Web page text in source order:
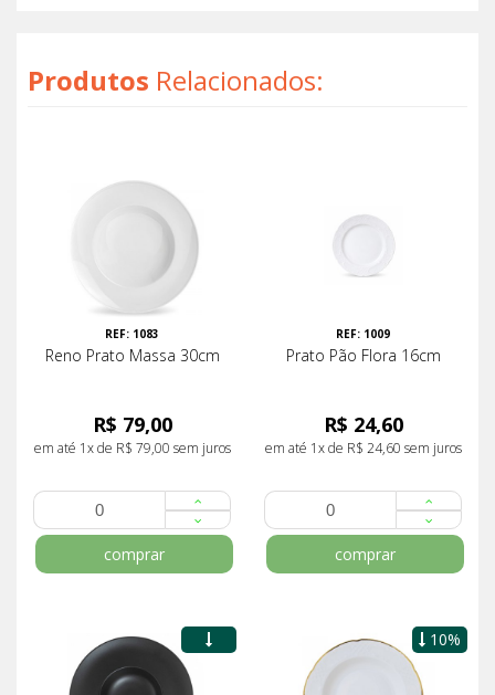
Produtos Relacionados:
REF: 1083
Reno Prato Massa 30cm
R$ 79,00
em até 1x de R$ 79,00 sem juros
comprar
REF: 1009
Prato Pão Flora 16cm
R$ 24,60
em até 1x de R$ 24,60 sem juros
comprar
10%